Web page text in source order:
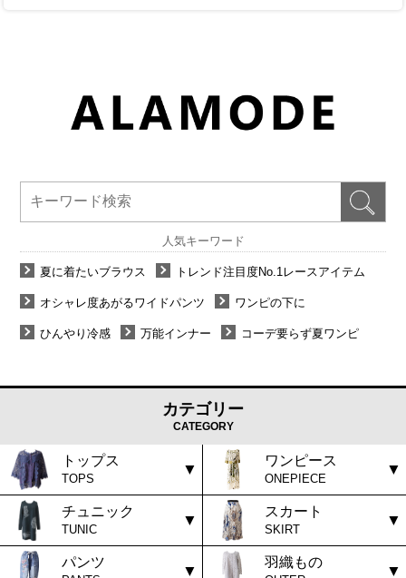
人気キーワード
夏に着たいブラウス トレンド注目度No.1レースアイテム
オシャレ度あがるワイドパンツ ワンピの下に
ひんやり冷感 万能インナー コーデ要らず夏ワンピ
カテゴリー
CATEGORY
トップス
TOPS
ワンピース
ONEPIECE
チュニック
TUNIC
スカート
SKIRT
パンツ 羽織もの